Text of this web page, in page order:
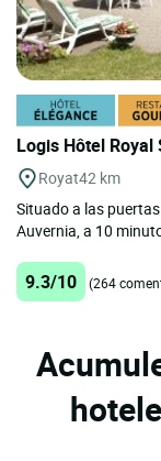
Logis Hôtel
Royat42 km
Situado a las
Auvernia, a 10
9.3/10 (264